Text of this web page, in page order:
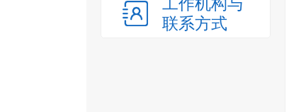
联系方式